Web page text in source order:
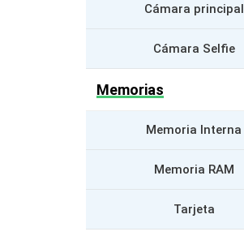
Cámara principal
Cámara Selfie
Memorias
Memoria Interna
Memoria RAM
Tarjeta